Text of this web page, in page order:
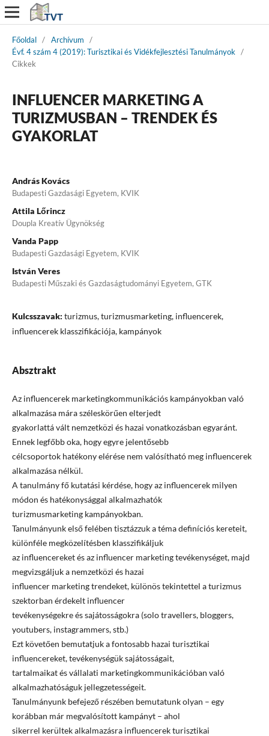
Főoldal / Archívum
/
Évf. 4 szám 4 (2019): Turisztikai és Vidékfejlesztési Tanulmányok /
Cikkek
INFLUENCER MARKETING A
TURIZMUSBAN – TRENDEK ÉS
GYAKORLAT
András Kovács
Budapesti Gazdasági Egyetem, KVIK
Attila Lőrincz
Doupla Kreatív Ügynökség
Vanda Papp
Budapesti Gazdasági Egyetem, KVIK
István Veres
Budapesti Műszaki és Gazdaságtudományi Egyetem, GTK
Kulcsszavak: turizmus, turizmusmarketing, influencerek,
influencerek klasszifikációja, kampányok
Absztrakt
Az influencerek marketingkommunikációs kampányokban való
alkalmazása mára széleskörűen elterjedt
gyakorlattá vált nemzetközi és hazai vonatkozásban egyaránt.
Ennek legfőbb oka, hogy egyre jelentősebb
célcsoportok hatékony elérése nem valósítható meg influencerek
alkalmazása nélkül.
A tanulmány fő kutatási kérdése, hogy az influencerek milyen
módon és hatékonysággal alkalmazhatók
turizmusmarketing kampányokban.
Tanulmányunk első felében tisztázzuk a téma definíciós kereteit,
különféle megközelítésben klasszifikáljuk
az influencereket és az influencer marketing tevékenységet, majd
megvizsgáljuk a nemzetközi és hazai
influencer marketing trendeket, különös tekintettel a turizmus
szektorban érdekelt influencer
tevékenységekre és sajátosságokra (solo travellers, bloggers,
youtubers, instagrammers, stb.)
Ezt követően bemutatjuk a fontosabb hazai turisztikai
influencereket, tevékenységük sajátosságait,
tartalmaikat és vállalati marketingkommunikációban való
alkalmazhatóságuk jellegzetességeit.
Tanulmányunk befejező részében bemutatunk olyan – egy
korábban már megvalósított kampányt – ahol
sikerrel kerültek alkalmazásra influencerek turisztikai